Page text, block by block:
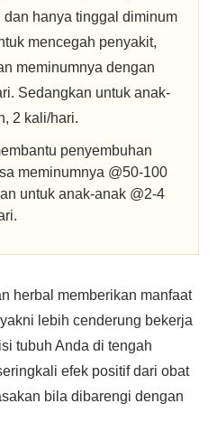
hanya tinggal diminum
mencegah penyakit,
meminumnya dengan
Sedangkan untuk anak-
2 kali/hari.
penyembuhan
meminumnya @50-100
untuk anak-anak @2-4
herbal memberikan manfaat
lebih cenderung bekerja
tubuh Anda di tengah
efek positif dari obat
bila dibarengi dengan